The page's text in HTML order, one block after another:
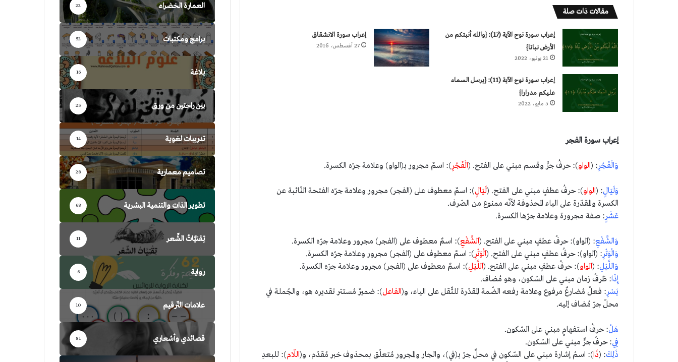
مقالات ذات صلة
إعراب سورة نوح الآية (17): {والله أنبتكم من
الأرض نباتا}
21 يونيو، 2022
إعراب سورة الانشقاق
27 أغسطس، 2016
إعراب سورة نوح الآية (11): {يرسل السماء
عليكم مدرارا}
5 مايو، 2022
إعراب سورة الفجر
وَالْفَجْرِ: (الواو): حرفُ جرٍّ وقسم مبني على الفتح. (الْفَجْرِ): اسمٌ مجرور بـ(الواو) وعلامة جرّه الكسرة.
وَلَيَالٍ: (الواو): حرفُ عطفٍ مبني على الفتح. (لَيَالٍ): اسمٌ معطوف على (الفجر) مجرور وعلامة جرّه الفتحة النّائبة عن
الكسرة والمقدّرة على الياء المحذوفة لأنّه ممنوع من الصّرف.
عَشْرٍ: صفة مجرورة وعلامة جرّها الكسرة.
وَالشَّفْعِ: (الواو): حرفُ عطفٍ مبني على الفتح. (الشَّفْعِ): اسمٌ معطوف على (الفجر) مجرور وعلامة جرّه الكسرة.
وَالْوَتْرِ: (الواو): حرفُ عطفٍ مبني على الفتح. (الْوَتْرِ): اسمٌ معطوف على (الفجر) مجرور وعلامة جرّه الكسرة.
وَاللَّيْلِ: (الواو): حرفُ عطفٍ مبني على الفتح. (اللَّيْلِ): اسمٌ معطوف على (الفجر) مجرور وعلامة جرّه الكسرة.
إِذَا: ظرفُ زمان مبني على السّكون، وهو مُضاف.
يَسْرِ: فعلٌ مُضارعٌ مرفوع وعلامة رفعه الضّمة المقدّرة للثّقل على الياء، و(الفاعل): ضميرٌ مُستتر تقديره هو، والجُملة في
محلّ جرّ مُضاف إليه.
هَلْ: حرفُ استفهامٍ مبني على السّكون.
فِي: حرفُ جرٍّ مبني على السّكون.
ذَلِكَ: (ذَا): اسمُ إشارة مبني على السّكون في محلِّ جرّ بـ(في)، والجار والمجرور مُتعلّق بمحذوف خبر مُقدّم، و(اللّام): للبعدِ
العمارة الخضراء 22
برامج ومكتبات 52
بلاغة 16
بين راحتين من ورق 25
تدريبات لغوية 14
تصاميم معمارية 28
تطوير الذات والتنمية البشرية 68
تِقنيَّاتُ الشِّعر 11
رواية 6
علامات التّرقيم 10
قصائدي وأشعاري 81